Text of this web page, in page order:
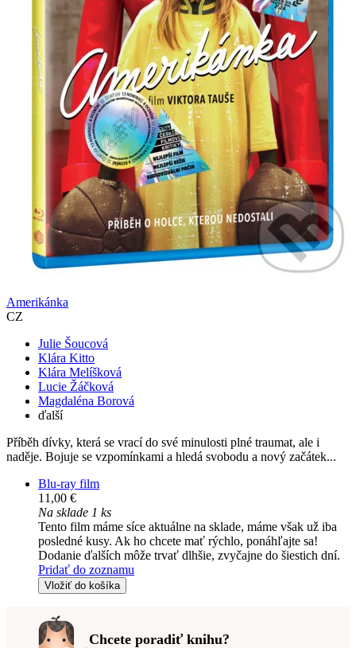
Amerikánka
CZ
Julie Šoucová
Klára Kitto
Klára Melíšková
Lucie Žáčková
Magdaléna Borová
ďalší
Příběh dívky, která se vrací do své minulosti plné traumat, ale i
naděje. Bojuje se vzpomínkami a hledá svobodu a nový začátek...
Blu-ray film
11,00 €
Na sklade 1 ks
Tento film máme síce aktuálne na sklade, máme však už iba
posledné kusy. Ak ho chcete mať rýchlo, ponáhľajte sa!
Dodanie ďalších môže trvať dlhšie, zvyčajne do šiestich dní.
Pridať do zoznamu
Vložiť do košíka
Chcete poradiť knihu?